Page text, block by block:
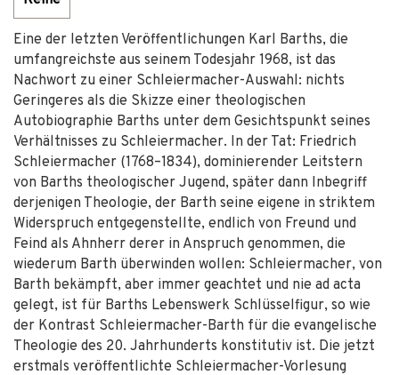
Eine der letzten Veröffentlichungen Karl Barths, die
umfangreichste aus seinem Todesjahr 1968, ist das
Nachwort zu einer Schleiermacher-Auswahl: nichts
Geringeres als die Skizze einer theologischen
Autobiographie Barths unter dem Gesichtspunkt seines
Verhältnisses zu Schleiermacher. In der Tat: Friedrich
Schleiermacher (1768–1834), dominierender Leitstern
von Barths theologischer Jugend, später dann Inbegriff
derjenigen Theologie, der Barth seine eigene in striktem
Widerspruch entgegenstellte, endlich von Freund und
Feind als Ahnherr derer in Anspruch genommen, die
wiederum Barth überwinden wollen: Schleiermacher, von
Barth bekämpft, aber immer geachtet und nie ad acta
gelegt, ist für Barths Lebenswerk Schlüsselfigur, so wie
der Kontrast Schleiermacher-Barth für die evangelische
Theologie des 20. Jahrhunderts konstitutiv ist. Die jetzt
erstmals veröffentlichte Schleiermacher-Vorlesung